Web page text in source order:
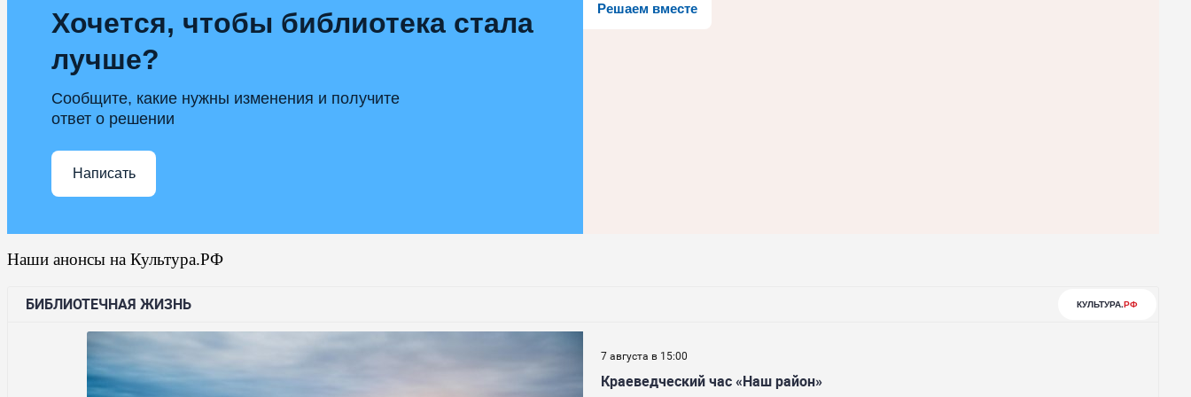
Решаем вместе
Хочется, чтобы библиотека стала
лучше?
Сообщите, какие нужны изменения и получите
ответ о решении
Написать
Наши анонсы на Культура.РФ